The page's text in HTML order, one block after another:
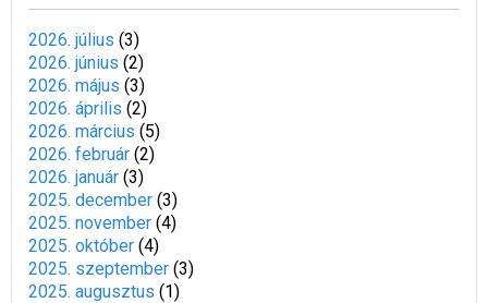
2026. július (3)
2026. június (2)
2026. május (3)
2026. április (2)
2026. március (5)
2026. február (2)
2026. január (3)
2025. december (3)
2025. november (4)
2025. október (4)
2025. szeptember (3)
2025. augusztus (1)